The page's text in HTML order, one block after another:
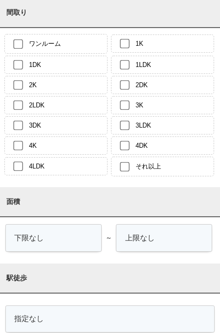
間取り
ワンルーム 1K
1DK 1LDK
2K 2DK
2LDK 3K
3DK 3LDK
4K 4DK
4LDK それ以上
面積
～
駅徒歩